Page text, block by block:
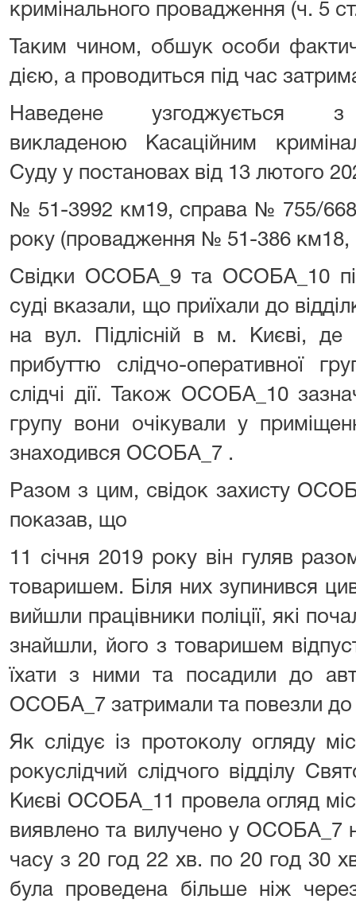
кримінального провадження (ч. 5
Таким чином, обшук особи
дією, а проводиться під час
Наведене узгоджується
викладеною Касаційним
Суду у постановах від 13 лютого
№ 51-3992 км19, справа № 755/
року (провадження № 51-386
Свідки ОСОБА_9 та ОСОБА_10
суді вказали, що приїхали до
на вул. Підлісній в м. Києві,
прибуттю слідчо-оперативної
слідчі дії. Також ОСОБА_10
групу вони очікували у
знаходився ОСОБА_7 .
Разом з цим, свідок захисту
показав, що
11 січня 2019 року він гуляв
товаришем. Біля них зупинився
вийшли працівники поліції, які
знайшли, його з товаришем
їхати з ними та посадили до
ОСОБА_7 затримали та повезли
Як слідує із протоколу огляду
рокуслідчий слідчого відділу
Києві ОСОБА_11 провела огляд
виявлено та вилучено у ОСОБА_7
часу з 20 год 22 хв. по 20 год 30
була проведена більше ніж